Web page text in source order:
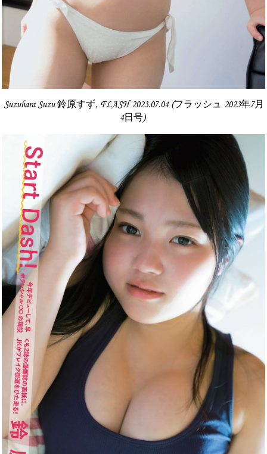
Suzuhara Suzu 鈴原すず, FLASH 2023.07.04 (フラッシュ 2023年7月
4日号)